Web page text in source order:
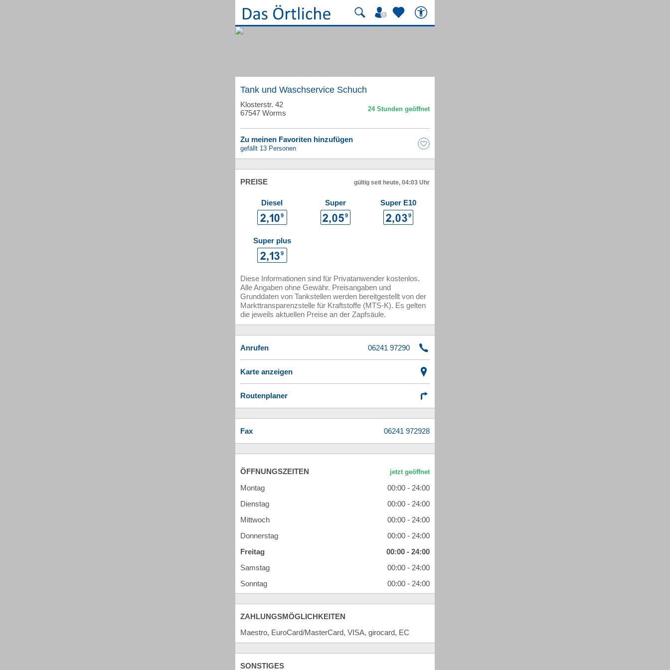
Tank und Waschservice Schuch
Klosterstr. 42
67547 Worms
Zu meinen Favoriten hinzufügen
gefällt 13 Personen
PREISE gültig seit heute, 04:03 Uhr
Diesel Super Super E10
Super plus
Diese Informationen sind für Privatanwender kostenlos.
Alle Angaben ohne Gewähr. Preisangaben und
Grunddaten von Tankstellen werden bereitgestellt von der
Markttransparenzstelle für Kraftstoffe (MTS-K). Es gelten
die jeweils aktuellen Preise an der Zapfsäule.
Anrufen
Karte anzeigen
Routenplaner
Fax
ÖFFNUNGSZEITEN
Montag
00:00 - 24:00
Dienstag
00:00 - 24:00
Mittwoch
00:00 - 24:00
Donnerstag
00:00 - 24:00
Freitag
00:00 - 24:00
Samstag
00:00 - 24:00
Sonntag
00:00 - 24:00
ZAHLUNGSMÖGLICHKEITEN
Maestro, EuroCard/MasterCard, VISA, girocard, EC
SONSTIGES